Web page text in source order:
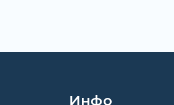
Инфо